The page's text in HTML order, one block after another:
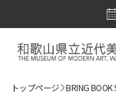
トップページ BRING BOOK